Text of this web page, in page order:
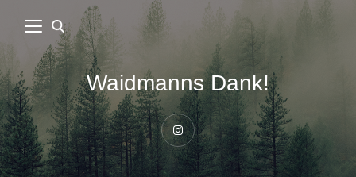
Waidmanns Dank!
Instagram